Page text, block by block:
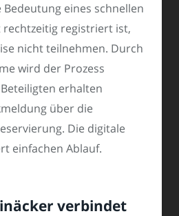
eines schnellen
registriert ist,
nicht teilnehmen. Durch
wird der Prozess
erhalten
über die
Die digitale
einfachen Ablauf.
verbindet